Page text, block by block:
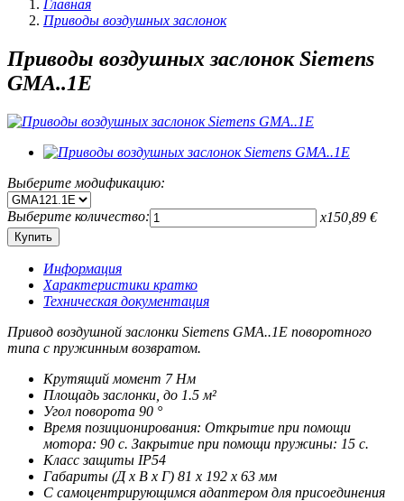
Главная
Приводы воздушных заслонок
Приводы воздушных заслонок Siemens
GMA..1E
Выберите модификацию:
Выберите количество: x150,89 €
Информация
Характеристики кратко
Техническая документация
Привод воздушной заслонки Siemens GMA..1E поворотного
типа с пружинным возвратом.
Крутящий момент 7 Нм
Площадь заслонки, до 1.5 м²
Угол поворота 90 °
Время позиционирования: Открытие при помощи
мотора: 90 с. Закрытие при помощи пружины: 15 с.
Класс защиты IP54
Габариты (Д x В x Г) 81 x 192 x 63 мм
С самоцентрирующимся адаптером для присоединения